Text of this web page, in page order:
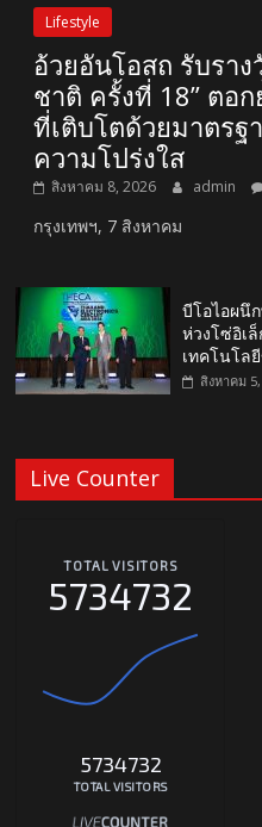
Lifestyle
อ้วยอันโอสถ รับราง
ชาติ ครั้งที่ 18” ตอ
ที่เติบโตด้วยมาตรฐ
ความโปร่งใส
สิงหาคม 8, 2026 admin
กรุงเทพฯ, 7 สิงหาคม
บีโอไอผนึ
ห่วงโซ่อิเ
เทคโนโล
สิงหาคม
Live Counter
TOTAL VISITORS
5734732
5734732
TOTAL VISITORS